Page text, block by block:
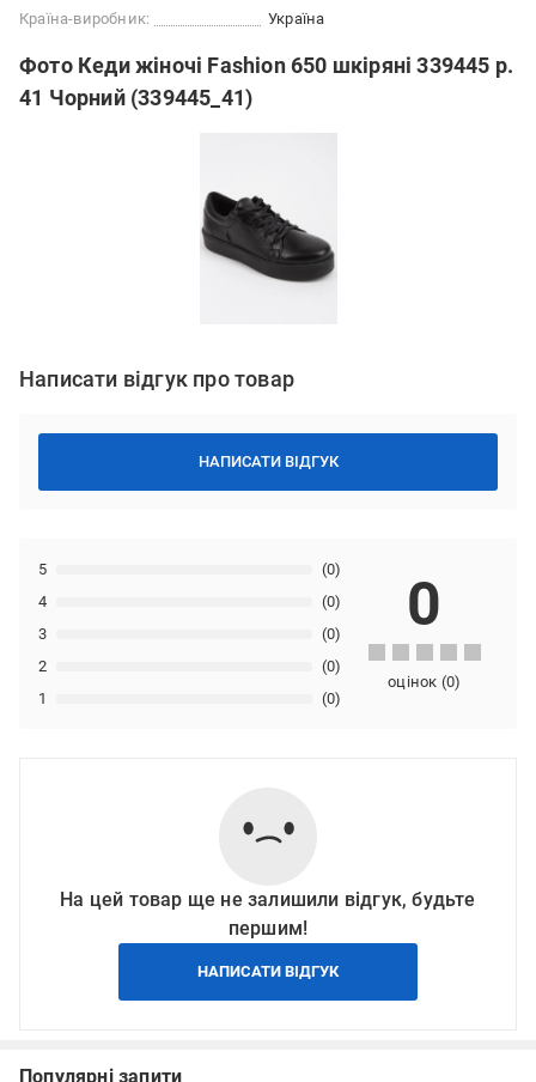
Країна-виробник: Україна
Фото Кеди жіночі Fashion 650 шкіряні 339445 р.
41 Чорний (339445_41)
Написати відгук про товар
НАПИСАТИ ВІДГУК
1 (0)
2 (0)
3 (0)
4 (0)
5 (0)
0
оцінок (0)
На цей товар ще не залишили відгук, будьте
першим!
НАПИСАТИ ВІДГУК
Популярні запити